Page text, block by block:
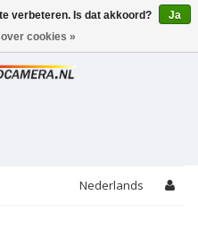
Nederlands
verbeteren. Is dat akkoord?
Ja
over cookies »